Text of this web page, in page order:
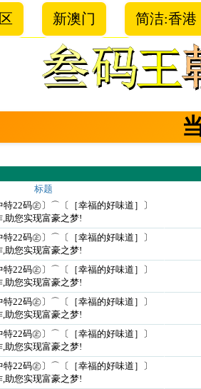
新澳门 简洁:香港
标题
22码㊣〕⌒〔［幸福的好味道］〕
您实现富豪之梦!
22码㊣〕⌒〔［幸福的好味道］〕
您实现富豪之梦!
22码㊣〕⌒〔［幸福的好味道］〕
您实现富豪之梦!
22码㊣〕⌒〔［幸福的好味道］〕
您实现富豪之梦!
22码㊣〕⌒〔［幸福的好味道］〕
您实现富豪之梦!
22码㊣〕⌒〔［幸福的好味道］〕
您实现富豪之梦!